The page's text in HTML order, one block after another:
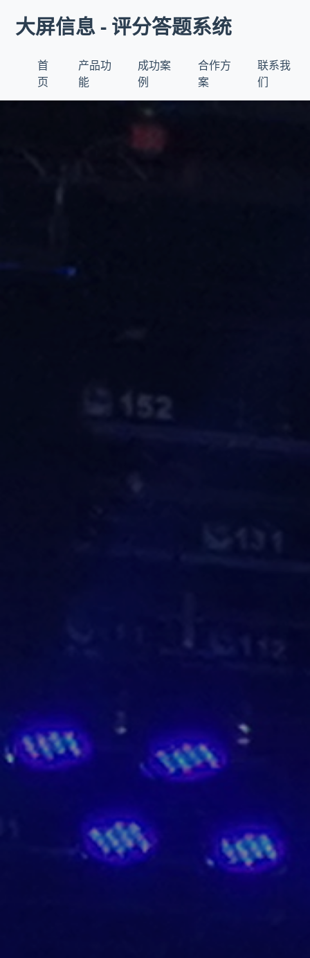
大屏信息 - 评分答题系统
首
页
产品功
能
成功案
例
合作方
案
联系我
们